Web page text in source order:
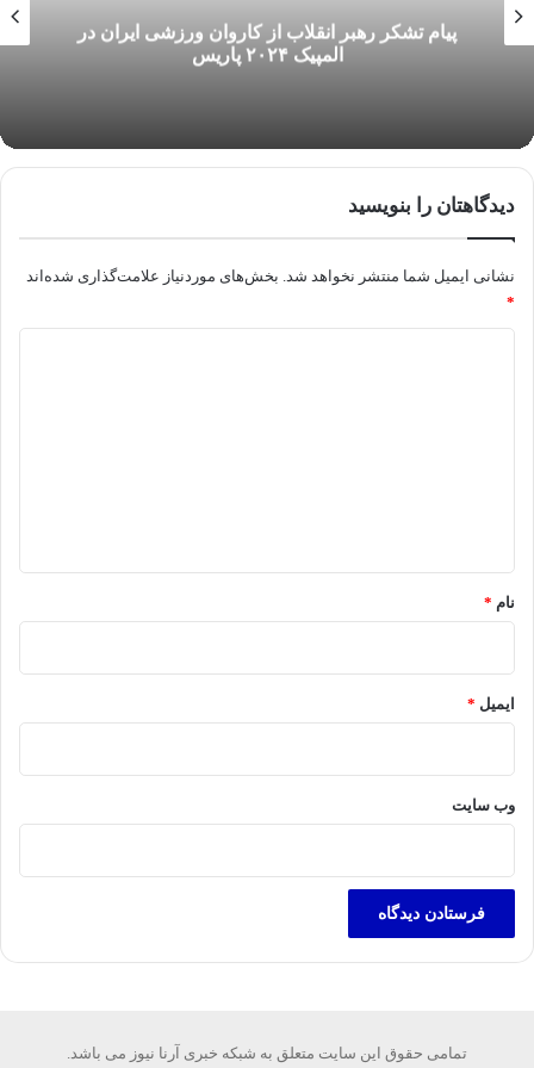
پیام تشکر رهبر انقلاب از کاروان ورزشی ایران در
المپیک ۲۰۲۴ پاریس
دیدگاهتان را بنویسید
نشانی ایمیل شما منتشر نخواهد شد. بخش‌های موردنیاز علامت‌گذاری شده‌اند
*
نام *
ایمیل *
وب‌ سایت
تمامی حقوق این سایت متعلق به شبکه خبری آرنا نیوز می باشد.